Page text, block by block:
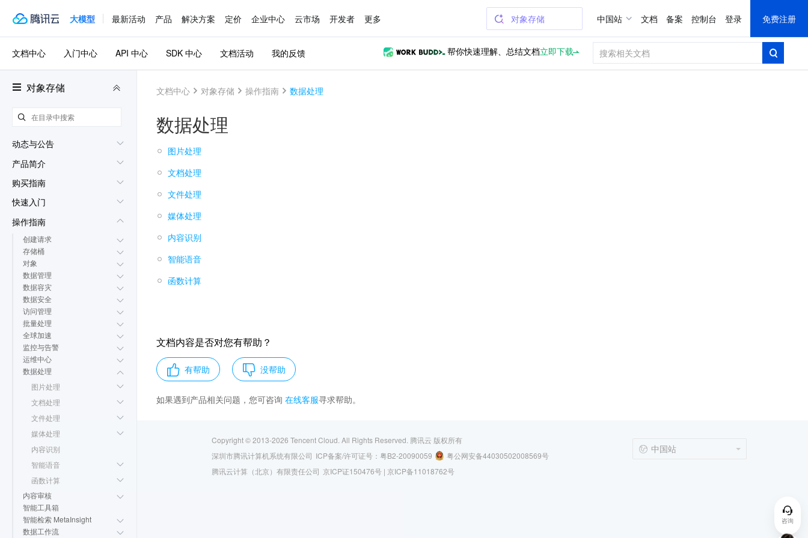
大模型 最新活动 产品 解决方案 定价 企业中心 云市场 开发者 更多 对象存储 中国站 文档 备案 控制台 登录 免费注册
对象存储
动态与公告
产品简介
购买指南
快速入门
操作指南
创建请求
存储桶
对象
数据管理
数据容灾
数据安全
访问管理
批量处理
全球加速
监控与告警
运维中心
数据处理
图片处理
文档处理
文件处理
媒体处理
内容识别
智能语音
函数计算
内容审核
智能工具箱
智能检索 MetaInsight
数据工作流
文档中心 入门中心 API 中心 SDK 中心 文档活动 我的反馈 帮你快速理解、总结文档立即下载
文档中心 对象存储 操作指南 数据处理
数据处理
图片处理
文档处理
文件处理
媒体处理
内容识别
智能语音
函数计算
文档内容是否对您有帮助？
有帮助 没帮助
如果遇到产品相关问题，您可咨询 在线客服寻求帮助。
Copyright © 2013-2026 Tencent Cloud. All Rights Reserved. 腾讯云 版权所有
深圳市腾讯计算机系统有限公司 ICP备案/许可证号： 粤B2-20090059
粤公网安备44030502008569号
腾讯云计算（北京）有限责任公司 京ICP证150476号 | 京ICP备11018762号
中国站
咨询